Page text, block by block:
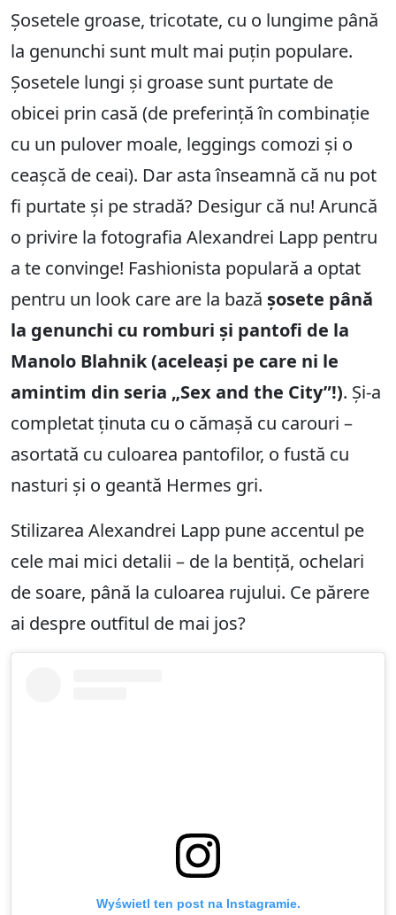
Șosetele groase, tricotate, cu o lungime până
la genunchi sunt mult mai puțin populare.
Șosetele lungi și groase sunt purtate de
obicei prin casă (de preferință în combinație
cu un pulover moale, leggings comozi și o
ceașcă de ceai). Dar asta înseamnă că nu pot
fi purtate și pe stradă? Desigur că nu! Aruncă
o privire la fotografia Alexandrei Lapp pentru
a te convinge! Fashionista populară a optat
pentru un look care are la bază șosete până
la genunchi cu romburi și pantofi de la
Manolo Blahnik (aceleași pe care ni le
amintim din seria „Sex and the City”!). Și-a
completat ținuta cu o cămașă cu carouri –
asortată cu culoarea pantofilor, o fustă cu
nasturi și o geantă Hermes gri.
Stilizarea Alexandrei Lapp pune accentul pe
cele mai mici detalii – de la bentiță, ochelari
de soare, până la culoarea rujului. Ce părere
ai despre outfitul de mai jos?
Wyświetl ten post na Instagramie.